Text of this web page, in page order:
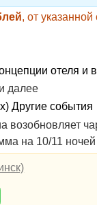
, от
отеля и
далее
Другие события
возобновляет
на 10/11 ночей